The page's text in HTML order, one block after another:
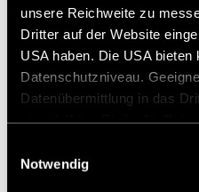
unsere Reichweite zu
Dritter auf der Website
USA haben. Die USA bieten
Datenschutzniveau.
Datenübermittlung in das
zustehen. Eingesetzte
Notwendig
Herren T-Shirt Old
UVP*31,00 CHF